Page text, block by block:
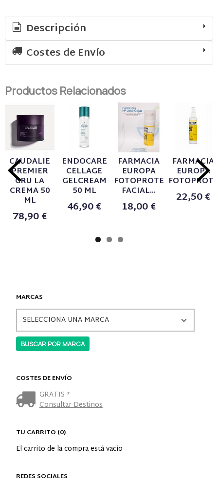
MARCAS
COSTES DE ENVÍO
GRATIS *
Consultar Destinos
TU CARRITO (0)
El carrito de la compra está vacío
REDES SOCIALES
Descripción
Costes de Envío
Productos Relacionados
CAUDALIE
PREMIER
CRU LA
CREMA 50
ML
78,90 €
ENDOCARE
CELLAGE
GELCREAM
50 ML
46,90 €
FARMACIA
EUROPA
FOTOPROTECTOR
FACIAL...
18,00 €
FARMACIA
EUROPA
22,50 €